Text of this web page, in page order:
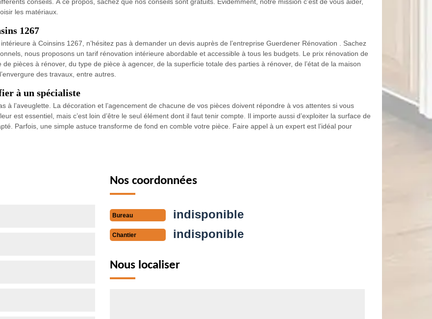
les matériaux.
1267
à Coinsins 1267, n’hésitez pas à demander un devis auprès de l’entreprise Guerdener Rénovation . Sachez
nous proposons un tarif rénovation intérieure abordable et accessible à tous les budgets. Le prix rénovation de
pièces à rénover, du type de pièce à agencer, de la superficie totale des parties à rénover, de l’état de la maison
des travaux, entre autres.
à un spécialiste
à l’aveuglette. La décoration et l’agencement de chacune de vos pièces doivent répondre à vos attentes si vous
est essentiel, mais c’est loin d’être le seul élément dont il faut tenir compte. Il importe aussi d’exploiter la surface de
Parfois, une simple astuce transforme de fond en comble votre pièce. Faire appel à un expert est l’idéal pour
Nos coordonnées
Bureau indisponible
Chantier indisponible
Nous localiser